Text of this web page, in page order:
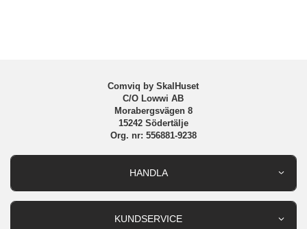
Comviq by SkalHuset
C/O Lowwi AB
Morabergsvägen 8
15242 Södertälje
Org. nr: 556881-9238
HANDLA
KUNDSERVICE